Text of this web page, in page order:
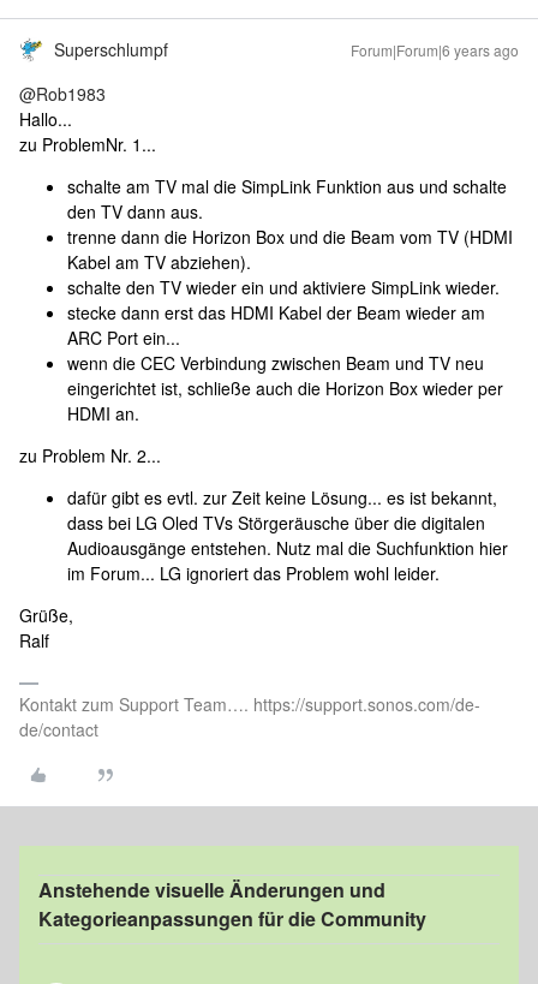
Superschlumpf Forum|Forum|6 years ago
@Rob1983
Hallo...
zu ProblemNr. 1...
schalte am TV mal die SimpLink Funktion aus und schalte
den TV dann aus.
trenne dann die Horizon Box und die Beam vom TV (HDMI
Kabel am TV abziehen).
schalte den TV wieder ein und aktiviere SimpLink wieder.
stecke dann erst das HDMI Kabel der Beam wieder am
ARC Port ein...
wenn die CEC Verbindung zwischen Beam und TV neu
eingerichtet ist, schließe auch die Horizon Box wieder per
HDMI an.
zu Problem Nr. 2...
dafür gibt es evtl. zur Zeit keine Lösung... es ist bekannt,
dass bei LG Oled TVs Störgeräusche über die digitalen
Audioausgänge entstehen. Nutz mal die Suchfunktion hier
im Forum... LG ignoriert das Problem wohl leider.
Grüße,
Ralf
Kontakt zum Support Team…. https://support.sonos.com/de-
de/contact
Anstehende visuelle Änderungen und
Kategorieanpassungen für die Community